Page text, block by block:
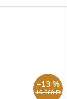
19 500 Ft
–13 %